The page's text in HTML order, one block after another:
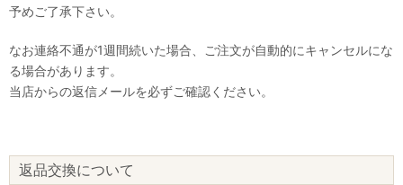
予めご了承下さい。
なお連絡不通が1週間続いた場合、ご注文が自動的にキャンセルにな
る場合があります。
当店からの返信メールを必ずご確認ください。
返品交換について